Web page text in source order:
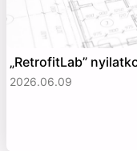
„RetrofitLab”
2026.06.09